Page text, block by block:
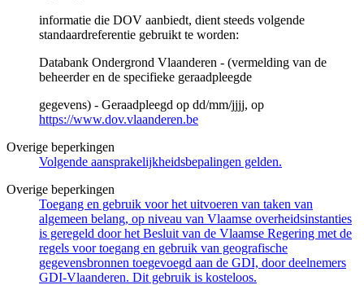
informatie die DOV aanbiedt, dient steeds volgende
standaardreferentie gebruikt te worden:
Databank Ondergrond Vlaanderen - (vermelding van de
beheerder en de specifieke geraadpleegde
gegevens) - Geraadpleegd op dd/mm/jjjj, op
https://www.dov.vlaanderen.be
Overige beperkingen
Volgende aansprakelijkheidsbepalingen gelden.
Overige beperkingen
Toegang en gebruik voor het uitvoeren van taken van
algemeen belang, op niveau van Vlaamse overheidsinstanties
is geregeld door het Besluit van de Vlaamse Regering met de
regels voor toegang en gebruik van geografische
gegevensbronnen toegevoegd aan de GDI, door deelnemers
GDI-Vlaanderen. Dit gebruik is kosteloos.